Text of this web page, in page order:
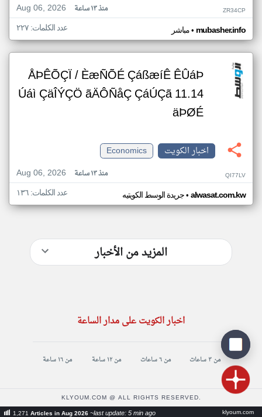
Aug 06, 2026
منذ ١٣ ساعة ZR34CP
مباشر• mubasher.info عدد الكلمات: ٢٢٧
ÅÞÊÕÇÏ / ÈæÑÕÉ ÇáßæíÊ ÊÛáÞ
Úáì ÇäÎÝÇÖ ãÄÔÑåÇ ÇáÚÇã 11.14
äÞØÉ
اخبار الكويت
Economics
Aug 06, 2026
منذ ١٣ ساعة QI77LV
جريدة الوسط الكويتيه• alwasat.com.kw عدد الكلمات: ١٣٦
المزيد من الأخبار
اخبار الكويت على مدار الساعة
من ٣ ساعات من ٦ ساعات من ١٢ ساعة من ١٦ ساعة
KLYOUM.COM @ ALL RIGHTS RESERVED.
1,271 Articles in Aug 2026~last update: 5 min ago klyoum.com